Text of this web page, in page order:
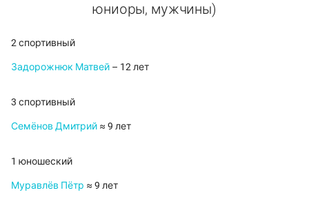
юниоры, мужчины)
2 спортивный
Задорожнюк Матвей – 12 лет
3 спортивный
Семёнов Дмитрий ≈ 9 лет
1 юношеский
Муравлёв Пётр ≈ 9 лет